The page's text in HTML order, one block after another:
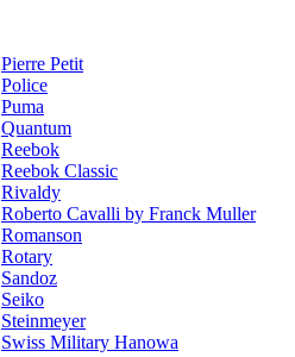
Pierre Petit
Police
Puma
Quantum
Reebok
Reebok Classic
Rivaldy
Roberto Cavalli by Franck Muller
Romanson
Rotary
Sandoz
Seiko
Steinmeyer
Swiss Military Hanowa